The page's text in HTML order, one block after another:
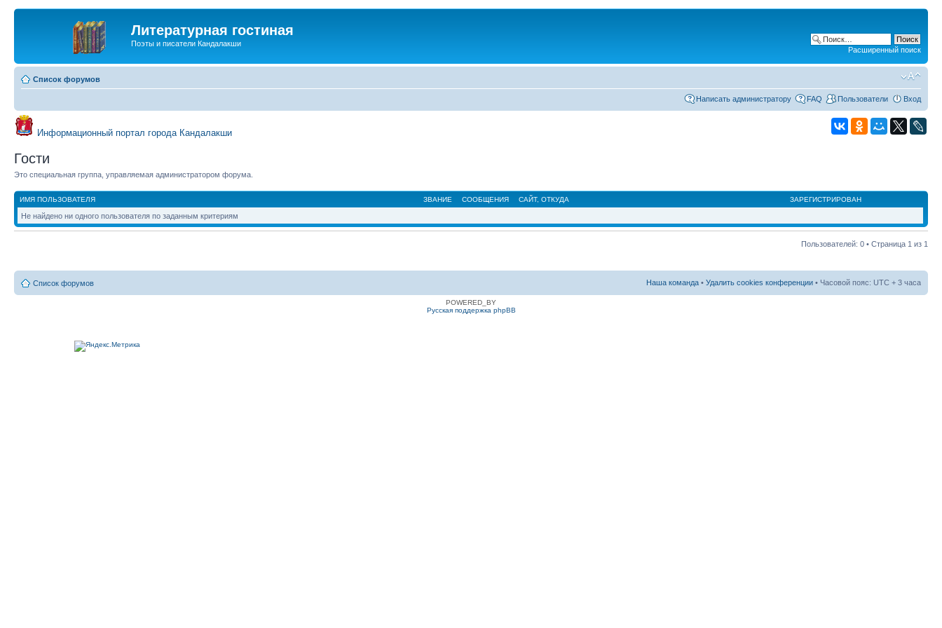
Литературная гостиная
Поэты и писатели Кандалакши
Расширенный поиск
Список форумов
Написать администратору FAQ Пользователи Вход
Информационный портал города Кандалакши
Гости
Это специальная группа, управляемая администратором форума.
ЗВАНИЕ
ИМЯ ПОЛЬЗОВАТЕЛЯ СООБЩЕНИЯ САЙТ, ОТКУДА ЗАРЕГИСТРИРОВАН
Не найдено ни одного пользователя по заданным критериям
Пользователей: 0 • Страница 1 из 1
Список форумов Наша команда • Удалить cookies конференции • Часовой пояс: UTC + 3 часа
POWERED_BY
Русская поддержка phpBB